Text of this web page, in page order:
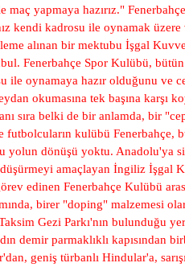
yapmaya hazırız."
kendi kadrosu ile oynamak
alınan bir mektubu İşgal
Spor Kulübü, bütün
oynamaya hazır olduğunu ve
okumasına tek başına karşı
sıra belki de bir anlamda, bir
kulübü Fenerbahçe,
yolun dönüşü yoktu. Anadolu'ya
amaçlayan İngiliz İşgal
edinen Fenerbahçe Kulübü
birer "doping" malzemesi
Gezi Parkı'nın bulunduğu
demir parmaklıklı
geniş türbanlı Hindular'a,